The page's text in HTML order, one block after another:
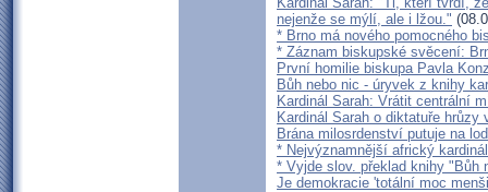
nejenže se mýlí, ale i lžou."
* Brno má nového pomocného
* Záznam biskupské svěcení:
První homilie biskupa Pavla
Bůh nebo nic - úryvek z knihy
Kardinál Sarah: Vrátit centrální
Kardinál Sarah o diktatuře hrůzy
Brána milosrdenství putuje na
* Nejvýznamnější africký
* Vyjde slov. překlad knihy "Bůh
Je demokracie 'totální moc